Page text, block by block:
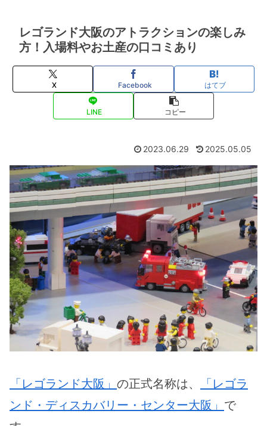
レゴランド大阪のアトラクションの楽しみ
方！入場料やお土産の口コミあり
X Facebook はてブ
LINE コピー
2023.06.29 2025.05.05
「レゴランド大阪」 の正式名称は、
「レゴラ
ンド・ディスカバリー・センター大阪」 で